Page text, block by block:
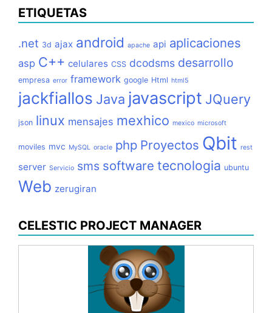
ETIQUETAS
.net 3d ajax android apache api aplicaciones
asp C++ celulares CSS dcodsms desarrollo
empresa error framework google Html html5
jackfiallos Java javascript JQuery
json linux mensajes mexhico mexico microsoft
moviles mvc MySQL oracle php Proyectos Qbit rest
server Servicio sms software tecnologia ubuntu
Web zerugiran
CELESTIC PROJECT MANAGER